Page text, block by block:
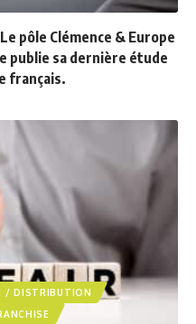
pôle Clémence & Europe
publie sa dernière étude
français.
/ DISTRIBUTION